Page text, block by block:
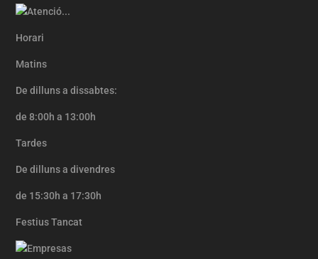
Horari
Matins
De dilluns a dissabtes:
de 8:00h a 13:00h
Tardes
De dilluns a divendres
de 15:30h a 17:30h
Festius Tancat